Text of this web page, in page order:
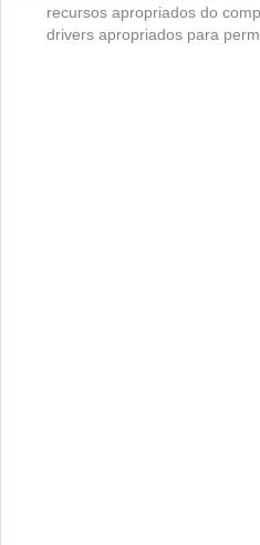
recursos apropriados do
drivers apropriados para